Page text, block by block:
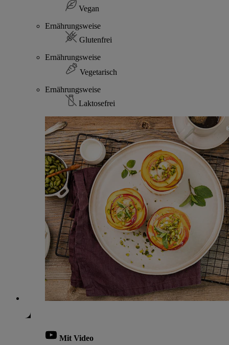
Vegan
Ernährungsweise
Glutenfrei
Ernährungsweise
Vegetarisch
Ernährungsweise
Laktosefrei
Mit Video